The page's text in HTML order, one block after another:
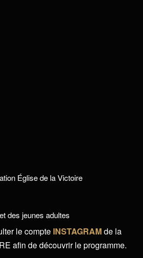
Église de la Victoire
des jeunes adultes
le compte INSTAGRAMde la
afin de découvrir le programme.